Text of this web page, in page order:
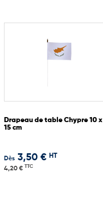
Drapeau de table Chypre 10 x
15 cm
Dès 3,50 € HT
4,20 € TTC